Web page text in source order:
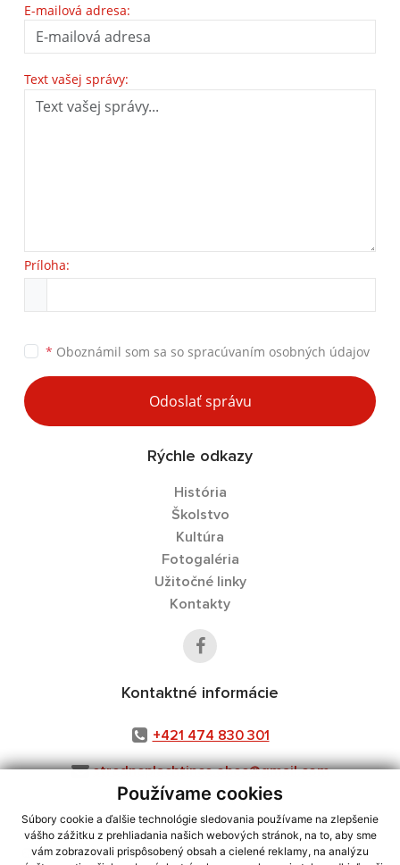
Používame cookies
Súbory cookie a ďalšie technológie sledovania používame na zlepšenie
vášho zážitku z prehliadania našich webových stránok, na to, aby sme
vám zobrazovali prispôsobený obsah a cielené reklamy, na analýzu
E-mailová adresa:
Text vašej správy:
Príloha:
* Oboznámil som sa so spracúvaním osobných údajov
Odoslať správu
Rýchle odkazy
História
Školstvo
Kultúra
Fotogaléria
Užitočné linky
Kontakty
Kontaktné informácie
+421 474 830 301
stredneplachtince.obec@gmail.com
využite možnosť získavania aktuálnych informácií s využitím RSS